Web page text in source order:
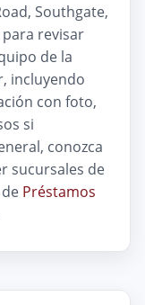
Southgate,
para revisar
de la
incluyendo
con foto,
si
conozca
sucursales de
Préstamos